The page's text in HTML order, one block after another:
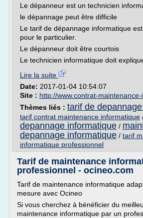
Le dépanneur est un technicien
le dépannage peut être difficile
Le tarif de dépannage informatique
pour le particulier.
Le dépanneur doit être courtois
Le technicien informatique doit
Lire la suite
Date: 2017-01-04 10:54:07
Site : http://www.contrat-
Thèmes liés : tarif de
tarif contrat maintenance informatique
depannage informatique /
depannage informatique / tarif
informatique professionnel
Tarif de maintenance
professionnel - ocineo.com
Tarif de maintenance informatique
mesure avec Ocineo
Si vous cherchez à bénéficier du
maintenance informatique par un